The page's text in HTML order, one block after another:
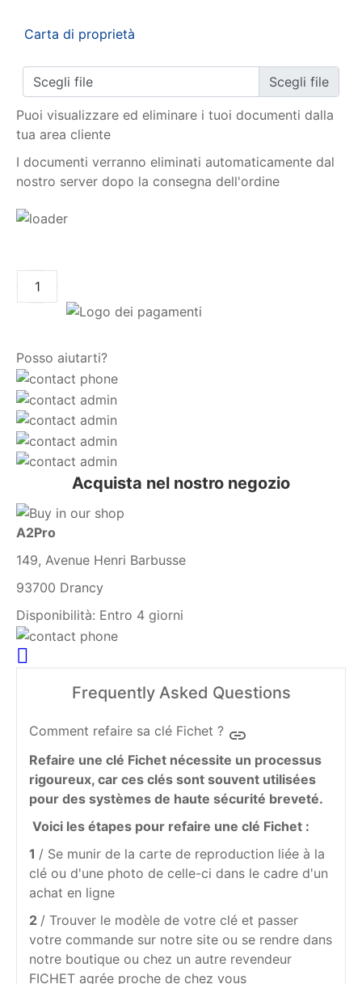
Carta di proprietà
Scegli file
Puoi visualizzare ed eliminare i tuoi documenti dalla
tua area cliente
I documenti verranno eliminati automaticamente dal
nostro server dopo la consegna dell'ordine
Posso aiutarti?
Acquista nel nostro negozio
A2Pro
149, Avenue Henri Barbusse
93700 Drancy
Disponibilità: Entro 4 giorni
Frequently Asked Questions
Comment refaire sa clé Fichet ? insert_link
Refaire une clé Fichet nécessite un processus
rigoureux, car ces clés sont souvent utilisées
pour des systèmes de haute sécurité breveté.
Voici les étapes pour refaire une clé Fichet :
1 / Se munir de la carte de reproduction liée à la
clé ou d'une photo de celle-ci dans le cadre d'un
achat en ligne
2 / Trouver le modèle de votre clé et passer
votre commande sur notre site ou se rendre dans
notre boutique ou chez un autre revendeur
FICHET agrée proche de chez vous